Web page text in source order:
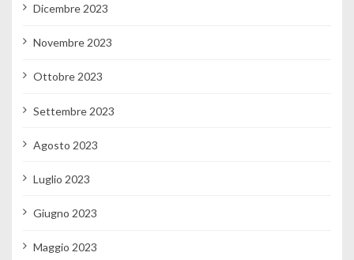
Dicembre 2023
Novembre 2023
Ottobre 2023
Settembre 2023
Agosto 2023
Luglio 2023
Giugno 2023
Maggio 2023